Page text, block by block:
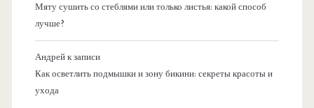
Мяту сушить со стеблями или только листья: какой способ
лучше?
Андрейк записи
Как осветлить подмышки и зону бикини: секреты красоты и
ухода